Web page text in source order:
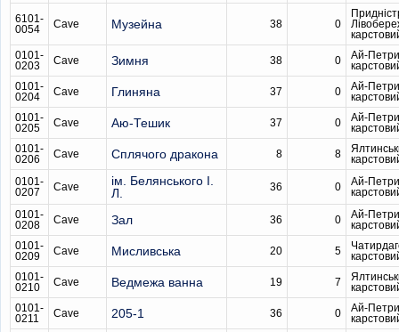
6101-
0054
Cave Музейна 38 0
0101-
0203
Cave Зимня 38 0
Ай-
0101-
0204
Cave Глиняна 37 0
Ай-
0101-
0205
Cave Аю-Тешик 37 0
Ай-
0101-
0206
Cave Сплячого дракона 8 8
0101-
0207
Cave
ім. Белянського І.
Л.
36 0
Ай-
0101-
0208
Cave Зал 36 0
Ай-
0101-
0209
Cave Мисливська 20 5
0101-
0210
Cave Ведмежа ванна 19 7
0101-
0211
Cave 205-1 36 0
Ай-